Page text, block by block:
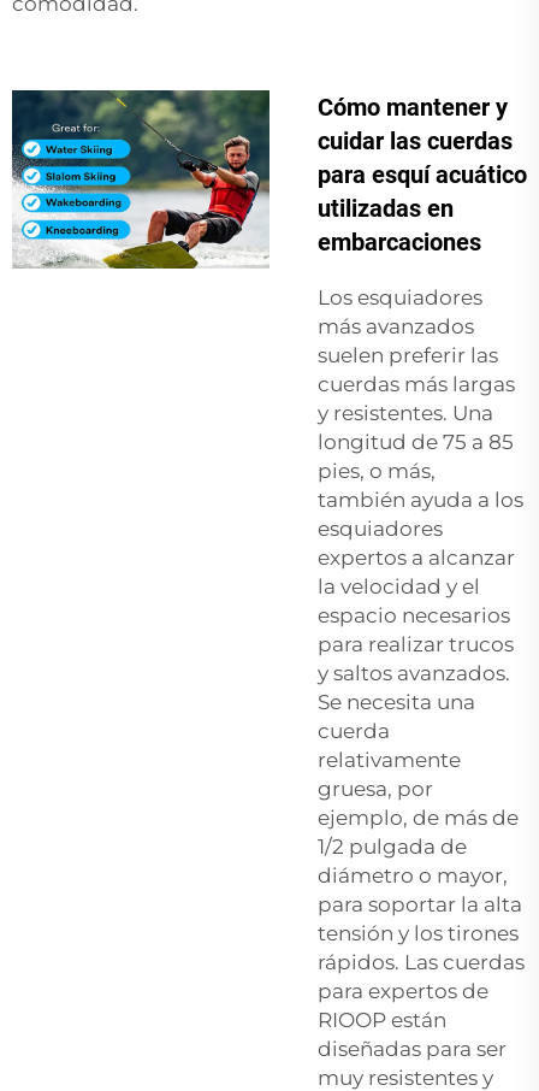
Cómo mantener y
cuidar las cuerdas
para esquí acuático
utilizadas en
embarcaciones
Los esquiadores
más avanzados
suelen preferir las
cuerdas más largas
y resistentes. Una
longitud de 75 a 85
pies, o más,
también ayuda a los
esquiadores
expertos a alcanzar
la velocidad y el
espacio necesarios
para realizar trucos
y saltos avanzados.
Se necesita una
cuerda
relativamente
gruesa, por
ejemplo, de más de
1/2 pulgada de
diámetro o mayor,
para soportar la alta
tensión y los tirones
rápidos. Las cuerdas
para expertos de
RIOOP están
diseñadas para ser
muy resistentes y